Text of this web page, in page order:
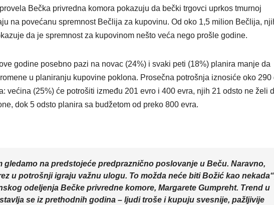
Bečka privredna komora pokazuju da bečki trgovci uprkos tmurnoj
na povećanu spremnost Bečlija za kupovinu. Od oko 1,5 milion Bečlija,
da je spremnost za kupovinom nešto veća nego prošle godine.
godine posebno pazi na novac (24%) i svaki peti (18%) planira manje da
u planiranju kupovine poklona. Prosečna potrošnja iznosiće oko 290
većina (25%) će potrošiti između 201 evro i 400 evra, njih 21 odsto ne želi
dok 5 odsto planira sa budžetom od preko 800 evra.
gledamo na predstojeće predpraznično poslovanje u Beču. Naravno,
u potrošnji igraju važnu ulogu. To možda neće biti Božić kao
odeljenja Bečke privredne komore, Margarete Gumpreht. Trend u
se iz prethodnih godina – ljudi troše i kupuju svesnije, pažljivije
Novi film
Odiseja
inspiriše
ali i prevarante
Beč
deset